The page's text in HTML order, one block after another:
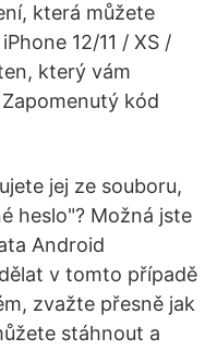
která můžete
12/11 / XS /
který vám
kód
jej ze souboru,
heslo"? Možná jste
Android
v tomto případě
zvažte přesně jak
stáhnout a